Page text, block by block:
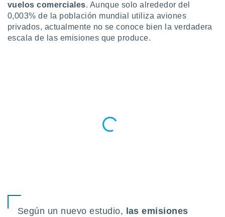
en
más
nuestra
vuelos comerciales. Aunque solo alrededor del
0,003% de la población mundial utiliza aviones
privados, actualmente no se conoce bien la verdadera
escala de las emisiones que produce.
Según un nuevo estudio, las emisiones